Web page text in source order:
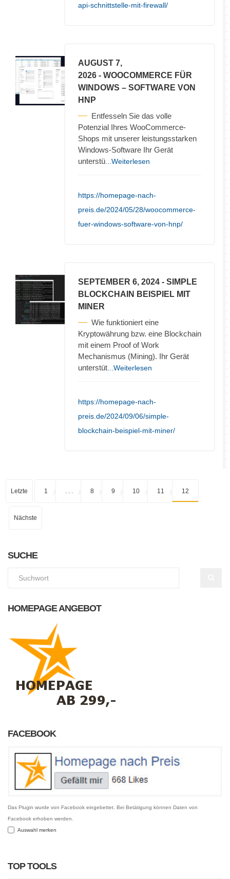
api-schnittstelle-mit-firewall/
AUGUST 7,
2026 - WOOCOMMERCE FÜR
WINDOWS – SOFTWARE VON
HNP
Entfesseln Sie das volle
Potenzial Ihres WooCommerce-
Shops mit unserer leistungsstarken
Windows-Software Ihr Gerät
unterstü ...Weiterlesen
https://homepage-nach-
preis.de/2024/05/28/woocommerce-
fuer-windows-software-von-hnp/
SEPTEMBER 6, 2024 - SIMPLE
BLOCKCHAIN BEISPIEL MIT
MINER
Wie funktioniert eine
Kryptowährung bzw. eine Blockchain
mit einem Proof of Work
Mechanismus (Mining). Ihr Gerät
unterstüt ...Weiterlesen
https://homepage-nach-
preis.de/2024/09/06/simple-
blockchain-beispiel-mit-miner/
Letzte 1 8 9 10 11 12
Nächste
SUCHE
HOMEPAGE ANGEBOT
FACEBOOK
Das Plugin wurde von Facebook eingebettet. Bei Betätigung können Daten von
Facebook erhoben werden.
Auswahl merken
TOP TOOLS